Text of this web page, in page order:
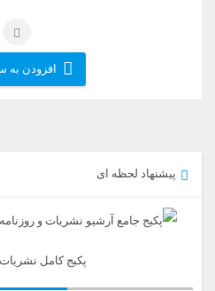
افزودن به
پیشنهاد لحظه ای
پکیج کامل نشریات